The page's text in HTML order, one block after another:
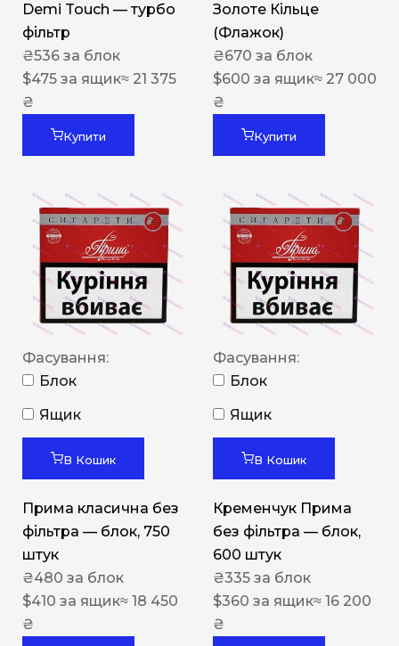
Demi Touch — турбо
фільтр
₴536 за блок
$475 за ящик≈ 21 375
₴
Купити
Золоте Кільце
(Флажок)
₴670 за блок
$600 за ящик≈ 27 000
₴
Купити
Фасування:
Блок
Ящик
В Кошик
Прима класична без
фільтра — блок, 750
штук
₴480 за блок
$410 за ящик≈ 18 450
₴
Фасування:
Блок
Ящик
В Кошик
Кременчук Прима
без фільтра — блок,
600 штук
₴335 за блок
$360 за ящик≈ 16 200
₴